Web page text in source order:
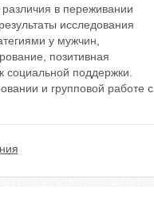
в переживании
исследования
у мужчин,
позитивная
поддержки.
и групповой работе с